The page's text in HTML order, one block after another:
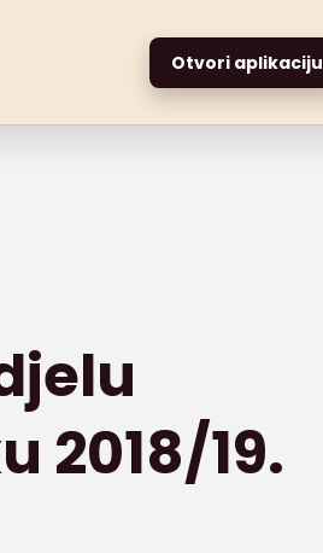
Otvori aplikaciju
2018/19.